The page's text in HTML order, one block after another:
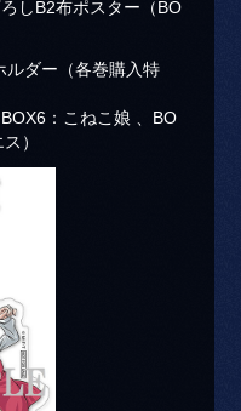
しB2布ポスター（BO
ルダー（各巻購入特
：こねこ娘 、BO
）